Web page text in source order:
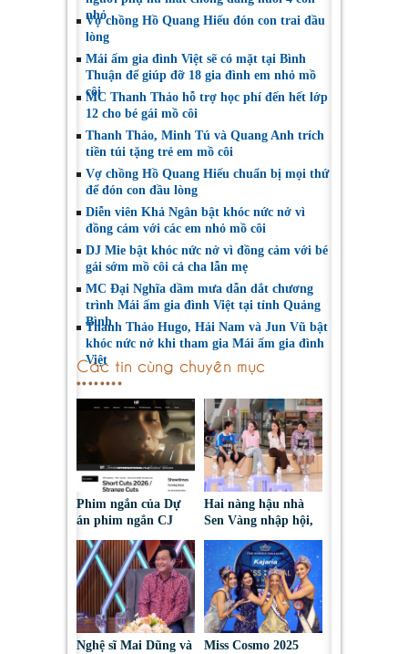
nhỏ
Vợ chồng Hồ Quang Hiếu đón con trai đầu
lòng
Mái ấm gia đình Việt sẽ có mặt tại Bình
Thuận để giúp đỡ 18 gia đình em nhỏ mồ
côi
MC Thanh Thảo hỗ trợ học phí đến hết lớp
12 cho bé gái mồ côi
Thanh Thảo, Minh Tú và Quang Anh trích
tiền túi tặng trẻ em mồ côi
Vợ chồng Hồ Quang Hiếu chuẩn bị mọi thứ
để đón con đầu lòng
Diễn viên Khả Ngân bật khóc nức nở vì
đồng cảm với các em nhỏ mồ côi
DJ Mie bật khóc nức nở vì đồng cảm với bé
gái sớm mồ côi cả cha lẫn mẹ
MC Đại Nghĩa dầm mưa dẫn dắt chương
trình Mái ấm gia đình Việt tại tỉnh Quảng
Bình
Thanh Thảo Hugo, Hải Nam và Jun Vũ bật
khóc nức nở khi tham gia Mái ấm gia đình
Việt
Các tin cùng chuyên mục
Phim ngắn của Dự
án phim ngắn CJ
tại LHP quốc tế
Toronto 2026
Hai nàng hậu nhà
Sen Vàng nhập hội,
chinh phục khán giả
Nghệ sĩ Mai Dũng và
Miss Cosmo 2025